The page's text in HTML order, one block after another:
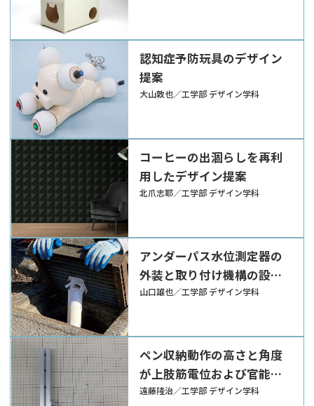
認知症予防玩具のデザイン
提案
大山敦也／工学部 デザイン学科
コーヒーの出涸らしを再利
用したデザイン提案
北爪志耶／工学部 デザイン学科
アンダーパス水位測定器の
外装と取り付け機構の設計
提案
山口雄也／工学部 デザイン学科
ペン収納動作の高さと角度
が上肢筋電位および官能評
価に与える影響分析
遠藤隆治／工学部 デザイン学科